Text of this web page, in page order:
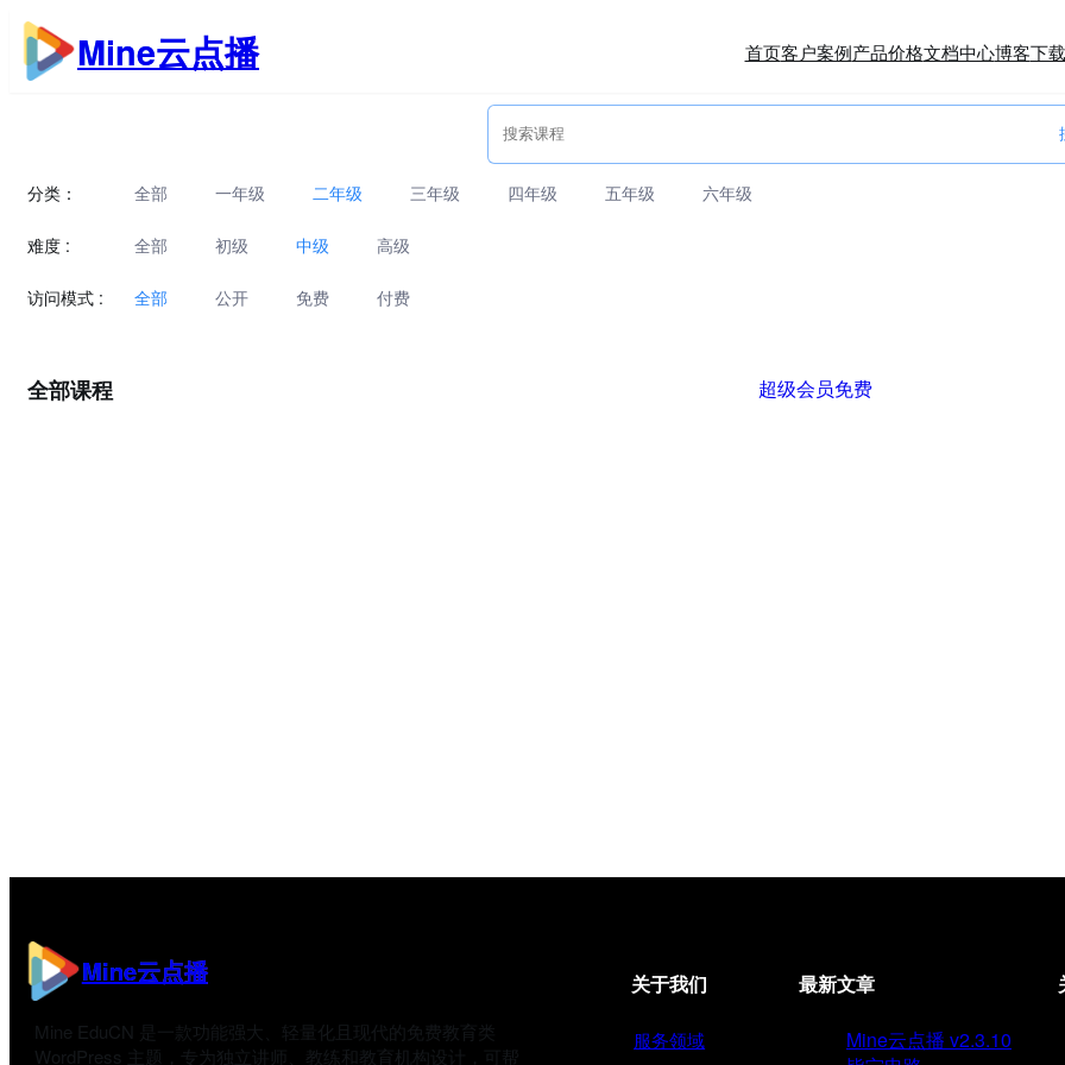
跳
至
内
Mine云点播 首页客户案例产品价格文档中心博客下载
分类： 全部 一年级 二年级 三年级 四年级 五年级 六年级
难度 : 全部 初级 中级 高级
访问模式 : 全部 公开 免费 付费
全部课程 超级会员免费
Mine云点播
Mine EduCN 是一款功能强大、轻量化且现代的免费教育类
WordPress 主题，专为独立讲师、教练和教育机构设计，可帮
关于我们
服务领域
最新文章
Mine云点播 v2.3.10